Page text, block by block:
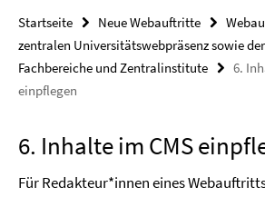
Startseite Neue Webauftritte
zentralen Universitätswebpräsenz sowie
Fachbereiche und Zentralinstitute
6.
einpflegen
6. Inhalte im CMS
Für Redakteur*innen eines